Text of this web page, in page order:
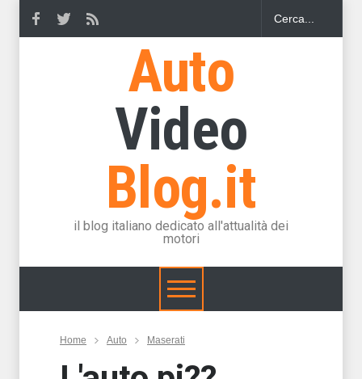
Auto
Video
Blog.it
il blog italiano dedicato all'attualità dei
motori
Home Auto Maserati